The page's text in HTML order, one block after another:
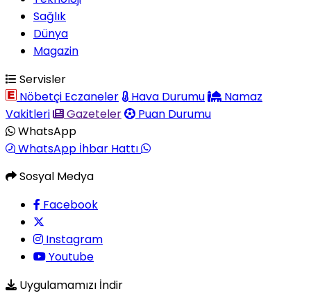
Sağlık
Dünya
Magazin
Servisler
Nöbetçi Eczaneler
Hava Durumu
Namaz
Vakitleri
Gazeteler
Puan Durumu
WhatsApp
WhatsApp İhbar Hattı
Sosyal Medya
Facebook
Instagram
Youtube
Uygulamamızı İndir